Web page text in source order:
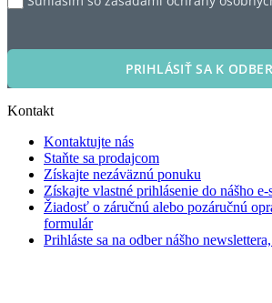
PRIHLÁSIŤ SA K
Kontakt
Kontaktujte nás
Staňte sa prodajcom
Získajte nezáväznú ponuku
Získajte vlastné prihlásenie do nášho e-
Žiadosť o záručnú alebo pozáručnú
formulár
Prihláste sa na odber nášho